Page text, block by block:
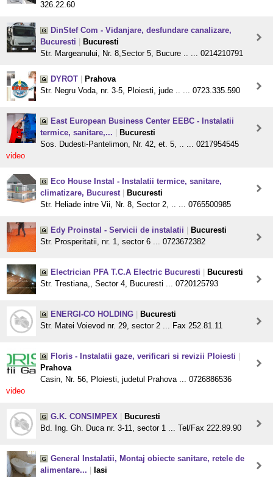
326.22.60
DinStef Com - Vidanjare, desfundare canalizare,
Bucuresti
Bucuresti
Str. Margeanului, Nr. 8,Sector 5, Bucure .. ... 0214210791
DYROT
Prahova
Str. Negru Voda, nr. 3-5, Ploiesti, jude .. ... 0723.335.590
East European Business Center EEBC - Instalatii
termice, sanitare,...
Bucuresti
Sos. Dudesti-Pantelimon, Nr. 42, et. 5, .. ... 0217954545
video
Eco House Instal - Instalatii termice, sanitare,
climatizare, Bucurest
Bucuresti
Str. Heliade intre Vii, Nr. 8, Sector 2, .. ... 0765500985
Edy Proinstal - Servicii de instalatii
Bucuresti
Str. Prosperitatii, nr. 1, sector 6 ... 0723672382
Electrician PFA T.C.A Electric Bucuresti
Bucuresti
Str. Trestiana,, Sector 4, Bucuresti ... 0720125793
ENERGI-CO HOLDING
Bucuresti
Str. Matei Voievod nr. 29, sector 2 ... Fax 252.81.11
Floris - Instalatii gaze, verificari si revizii Ploiesti
Prahova
Casin, Nr. 56, Ploiesti, judetul Prahova ... 0726886536
video
G.K. CONSIMPEX
Bucuresti
Bd. Ing. Gh. Duca nr. 3-11, sector 1 ... Tel/Fax 222.89.90
General Instalatii, Montaj obiecte sanitare, retele de
alimentare...
Iasi